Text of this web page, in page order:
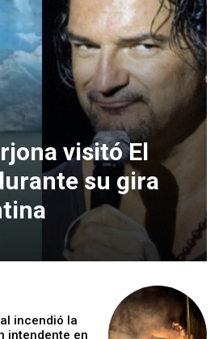
visitó El
su gira
incendió la
intendente en